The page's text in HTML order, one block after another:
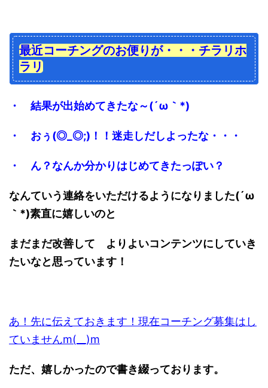
最近コーチングのお便りが・・・チラリホ
ラリ
・ 結果が出始めてきたな～(´ω｀*)
・ おぅ(◎_◎;)！！迷走しだしよったな・・・
・ ん？なんか分かりはじめてきたっぽい？
なんていう連絡をいただけるようになりました(´ω
｀*)素直に嬉しいのと
まだまだ改善して よりよいコンテンツにしていき
たいなと思っています！
あ！先に伝えておきます！現在コーチング募集はし
ていませんm(__)m
ただ、嬉しかったので書き綴っております。